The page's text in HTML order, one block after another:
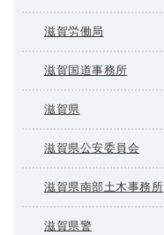
滋賀労働局
滋賀国道事務所
滋賀県
滋賀県公安委員会
滋賀県南部土木事務所
滋賀県警